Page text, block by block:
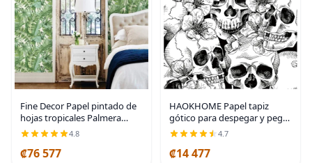
Fine Decor Papel pintado de
hojas tropicales Palmera
Blanco Verde A Street Prints
Pegar Th
4.8
₡76 577
HAOKHOME Papel tapiz
gótico para despegar y pegar,
diseño floral de calavera de
azúcar para dormitorio,
decoración de pared
4.7
₡14 477